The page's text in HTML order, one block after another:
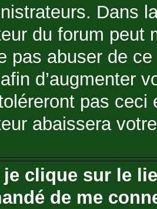
Dans
du forum peut
pas abuser de
d’augmenter
pas ceci
abaissera
clique sur le
de me